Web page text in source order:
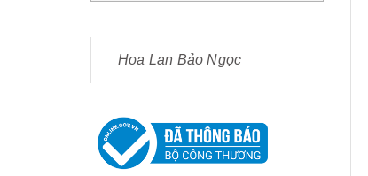
Hoa Lan Bảo Ngọc